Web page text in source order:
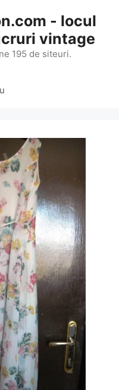
- locul
vintage
195 de siteuri.